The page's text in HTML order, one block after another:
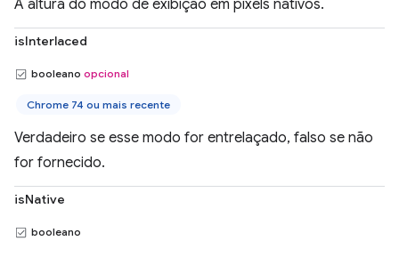
A altura do modo de exibição em pixels nativos.
isInterlaced
booleano opcional
Chrome 74 ou mais recente
Verdadeiro se esse modo for entrelaçado, falso se não
for fornecido.
isNative
booleano